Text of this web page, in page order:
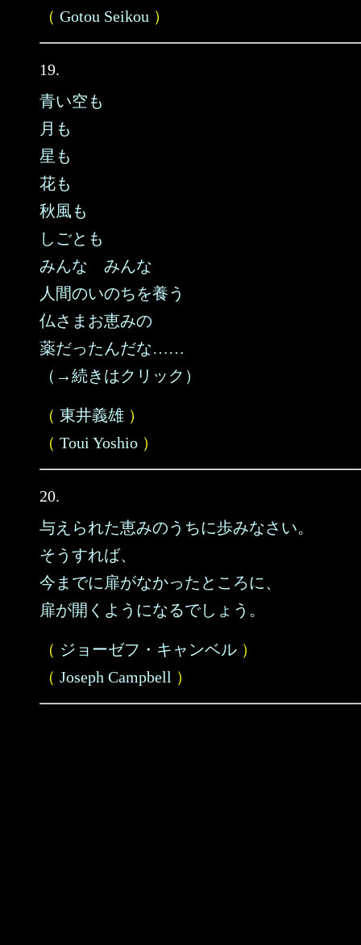
（ Gotou Seikou ）
19.
青い空も
月も
星も
花も
秋風も
しごとも
みんな みんな
人間のいのちを養う
仏さまお恵みの
薬だったんだな……
（→続きはクリック）
（ 東井義雄 ）
（ Toui Yoshio ）
20.
与えられた恵みのうちに歩みなさい。
そうすれば、
今までに扉がなかったところに、
扉が開くようになるでしょう。
（ ジョーゼフ・キャンベル ）
（ Joseph Campbell ）